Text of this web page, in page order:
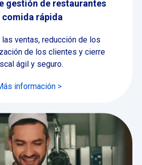
gestión de restaurantes
comida rápida
ventas, reducción de los
de los clientes y cierre
ágil y seguro.
información >